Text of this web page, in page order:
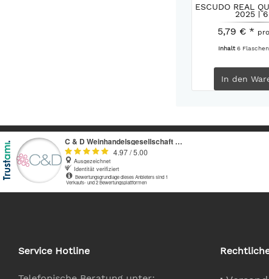
ESCUDO REAL
2025 |
5,79 € *
Inhalt6 Flaschen
In den
Service Hotline